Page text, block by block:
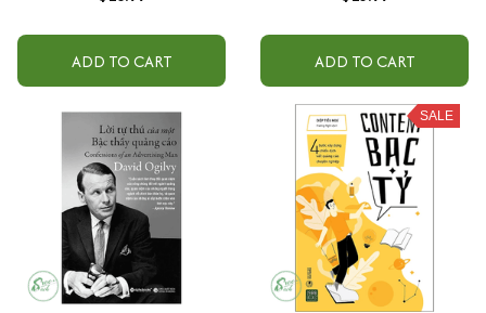
ADD TO CART ADD TO CART
SALE